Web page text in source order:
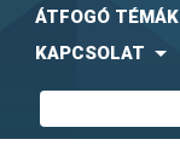
ÁTFOGÓ TÉMÁK
KAPCSOLAT